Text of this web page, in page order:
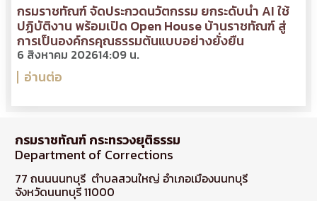
กรมราชทัณฑ์ จัดประกวดนวัตกรรม ยกระดับนำ AI ใช้
ปฏิบัติงาน พร้อมเปิด Open House บ้านราชทัณฑ์ สู่
การเป็นองค์กรคุณธรรมต้นแบบอย่างยั่งยืน
6 สิงหาคม 202614:09 น.
อ่านต่อ
กรมราชทัณฑ์ กระทรวงยุติธรรม
Department of Corrections
77 ถนนนนทบุรี ตำบลสวนใหญ่ อำเภอเมืองนนทบุรี
จังหวัดนนทบุรี 11000